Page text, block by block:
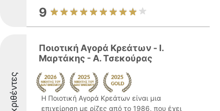
9
Διακριθέντες
Ποιοτική Αγορά Κρεάτων - Ι.
Μαρτάκης - Α. Τσεκούρας
Η Ποιοτική Αγορά Κρεάτων είναι μια
επιχείρηση με ρίζες από το 1986, που έχει